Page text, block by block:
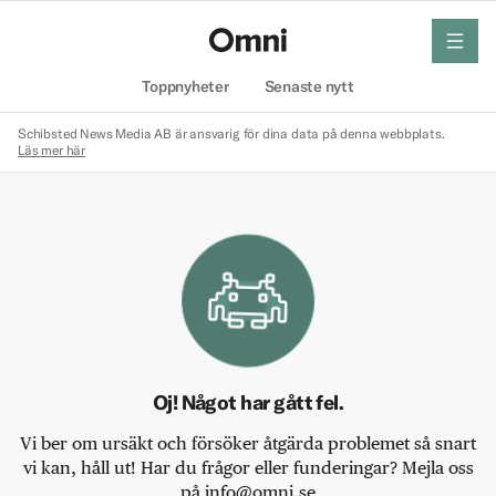
Toppnyheter Senaste nytt
meny
Schibsted News Media AB är ansvarig för dina data på denna webbplats.
Läs mer här
Oj! Något har gått fel.
Vi ber om ursäkt och försöker åtgärda problemet så snart
vi kan, håll ut! Har du frågor eller funderingar? Mejla oss